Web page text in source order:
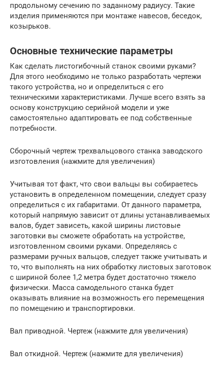
продольному сечению по заданному радиусу. Такие
изделия применяются при монтаже навесов, беседок,
козырьков.
Основные технические параметры
Как сделать листогибочный станок своими руками?
Для этого необходимо не только разработать чертежи
такого устройства, но и определиться с его
техническими характеристиками. Лучше всего взять за
основу конструкцию серийной модели и уже
самостоятельно адаптировать ее под собственные
потребности.
Сборочный чертеж трехвальцового станка заводского
изготовления (нажмите для увеличения)
Учитывая тот факт, что свои вальцы вы собираетесь
установить в определенном помещении, следует сразу
определиться с их габаритами. От данного параметра,
который напрямую зависит от длины устанавливаемых
валов, будет зависеть, какой ширины листовые
заготовки вы сможете обработать на устройстве,
изготовленном своими руками. Определяясь с
размерами ручных вальцов, следует также учитывать и
то, что выполнять на них обработку листовых заготовок
с шириной более 1,2 метра будет достаточно тяжело
физически. Масса самодельного станка будет
оказывать влияние на возможность его перемещения
по помещению и транспортировки.
Вал приводной. Чертеж (нажмите для увеличения)
Вал откидной. Чертеж (нажмите для увеличения)